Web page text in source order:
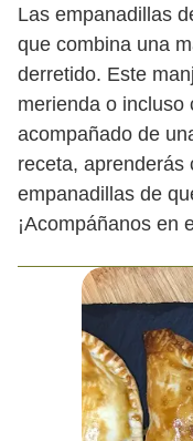
Las empanadillas
que combina una
derretido. Este
merienda o incluso
acompañado de
receta, aprenderás
empanadillas de
¡Acompáñanos en